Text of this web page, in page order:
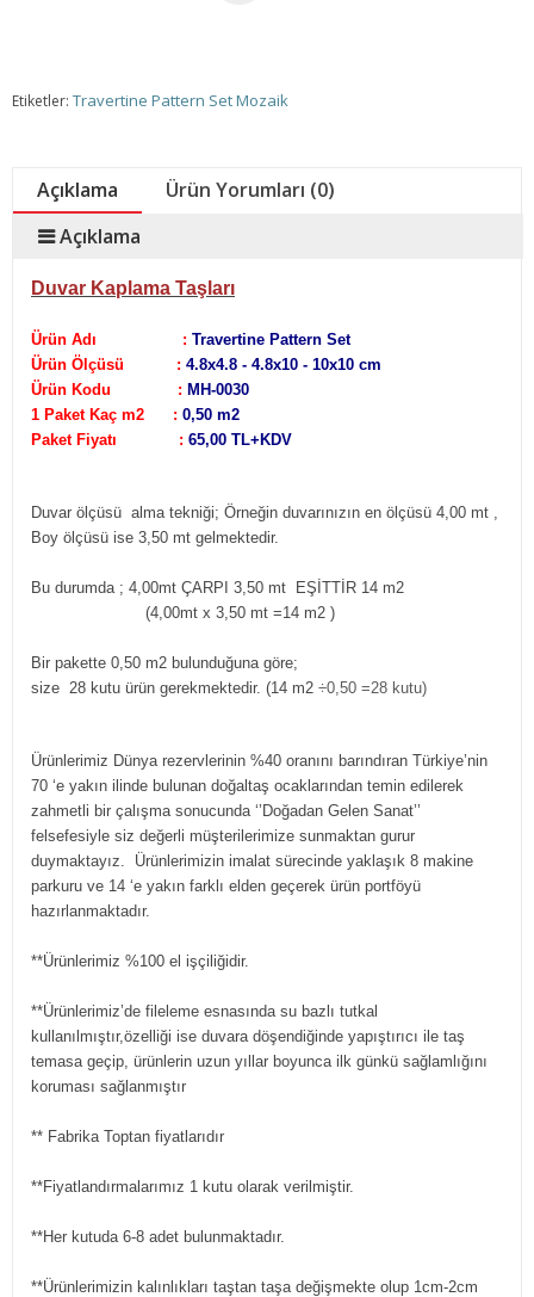
Etiketler: Travertine Pattern Set Mozaik
Açıklama
Ürün Yorumları (0)
Açıklama
Duvar Kaplama Taşları
Ürün Adı : Travertine Pattern Set
Ürün Ölçüsü : 4.8x4.8 - 4.8x10 - 10x10 cm
Ürün Kodu : MH-0030
1 Paket Kaç m2 : 0,50 m2
Paket Fiyatı : 65,00 TL+KDV
Duvar ölçüsü alma tekniği; Örneğin duvarınızın en ölçüsü 4,00 mt ,
Boy ölçüsü ise 3,50 mt gelmektedir.
Bu durumda ; 4,00mt ÇARPI 3,50 mt EŞİTTİR 14 m2
(4,00mt x 3,50 mt =14 m2 )
Bir pakette 0,50 m2 bulunduğuna göre;
size 28 kutu ürün gerekmektedir. (14 m2 ÷0,50 =28 kutu)
Ürünlerimiz Dünya rezervlerinin %40 oranını barındıran Türkiye’nin
70 ‘e yakın ilinde bulunan doğaltaş ocaklarından temin edilerek
zahmetli bir çalışma sonucunda ‘’Doğadan Gelen Sanat’’
felsefesiyle siz değerli müşterilerimize sunmaktan gurur
duymaktayız. Ürünlerimizin imalat sürecinde yaklaşık 8 makine
parkuru ve 14 ‘e yakın farklı elden geçerek ürün portföyü
hazırlanmaktadır.
**Ürünlerimiz %100 el işçiliğidir.
**Ürünlerimiz’de fileleme esnasında su bazlı tutkal
kullanılmıştır,özelliği ise duvara döşendiğinde yapıştırıcı ile taş
temasa geçip, ürünlerin uzun yıllar boyunca ilk günkü sağlamlığını
koruması sağlanmıştır
** Fabrika Toptan fiyatlarıdır
**Fiyatlandırmalarımız 1 kutu olarak verilmiştir.
**Her kutuda 6-8 adet bulunmaktadır.
**Ürünlerimizin kalınlıkları taştan taşa değişmekte olup 1cm-2cm